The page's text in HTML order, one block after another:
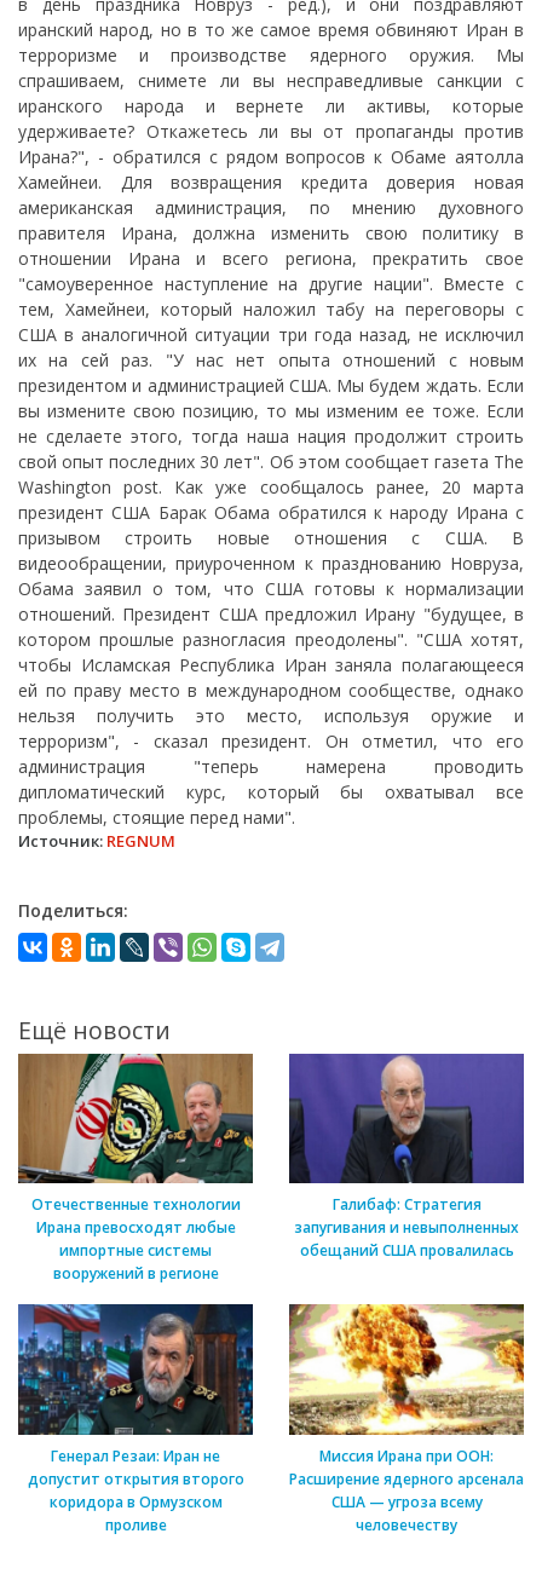
иранский народ, но в то же самое время обвиняют Иран в
терроризме и производстве ядерного оружия. Мы
спрашиваем, снимете ли вы несправедливые санкции с
иранского народа и вернете ли активы, которые
удерживаете? Откажетесь ли вы от пропаганды против
Ирана?", - обратился с рядом вопросов к Обаме аятолла
Хамейнеи. Для возвращения кредита доверия новая
американская администрация, по мнению духовного
правителя Ирана, должна изменить свою политику в
отношении Ирана и всего региона, прекратить свое
"самоуверенное наступление на другие нации". Вместе с
тем, Хамейнеи, который наложил табу на переговоры с
США в аналогичной ситуации три года назад, не исключил
их на сей раз. "У нас нет опыта отношений с новым
президентом и администрацией США. Мы будем ждать. Если
вы измените свою позицию, то мы изменим ее тоже. Если
не сделаете этого, тогда наша нация продолжит строить
свой опыт последних 30 лет". Об этом сообщает газета The
Washington post. Как уже сообщалось ранее, 20 марта
президент США Барак Обама обратился к народу Ирана с
призывом строить новые отношения с США. В
видеообращении, приуроченном к празднованию Новруза,
Обама заявил о том, что США готовы к нормализации
отношений. Президент США предложил Ирану "будущее, в
котором прошлые разногласия преодолены". "США хотят,
чтобы Исламская Республика Иран заняла полагающееся
ей по праву место в международном сообществе, однако
нельзя получить это место, используя оружие и
терроризм", - сказал президент. Он отметил, что его
администрация "теперь намерена проводить
дипломатический курс, который бы охватывал все
проблемы, стоящие перед нами".
Источник: REGNUM
Поделиться:
Ещё новости
Отечественные технологии
Ирана превосходят любые
импортные системы
вооружений в регионе
Галибаф: Стратегия
запугивания и невыполненных
обещаний США провалилась
Генерал Резаи: Иран не
допустит открытия второго
коридора в Ормузском
проливе
Миссия Ирана при ООН:
Расширение ядерного арсенала
США — угроза всему
человечеству